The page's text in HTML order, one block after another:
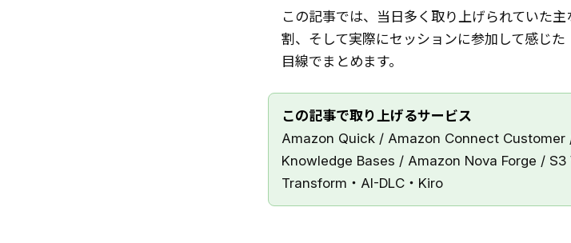
この記事では、当日多く取り上げられていた
割、そして実際にセッションに参加して感じ
目線でまとめます。
この記事で取り上げるサービス
Amazon Quick / Amazon Connect Customer
Knowledge Bases / Amazon Nova Forge / S3
Transform・AI-DLC・Kiro